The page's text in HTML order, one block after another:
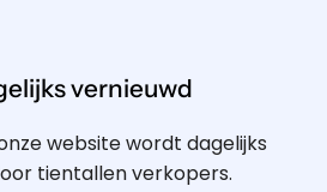
vernieuwd
website wordt dagelijks
tientallen verkopers.